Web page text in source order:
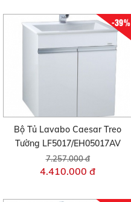
-39%
Bộ Tủ Lavabo Caesar Treo
Tường LF5017/EH05017AV
7.257.000 đ
4.410.000 đ